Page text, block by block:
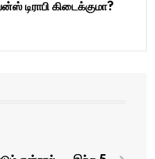
டிராபி கிடைக்குமா?